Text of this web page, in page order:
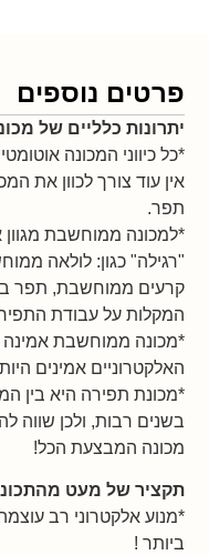
פרטים נוספים
יתרונות כלליים של
*כל כיווני המכונה
אין עוד צורך לכוון את
תפר.
*למכונה ממוחשבת מגוון
"רגילה" כגון: לולאה
קרעים ממוחשבת, תפר
המקלות על עבודת
*מכונה ממוחשבת אמינה
האלקטרוניים אמינים
*מכונת תפירה היא בין
בשנים רבות, ולכן שווה
מכונה המבצעת הכל!
תקציר של מעט מהתכונות של
*מנוע אלקטרוני רב
ביותר !